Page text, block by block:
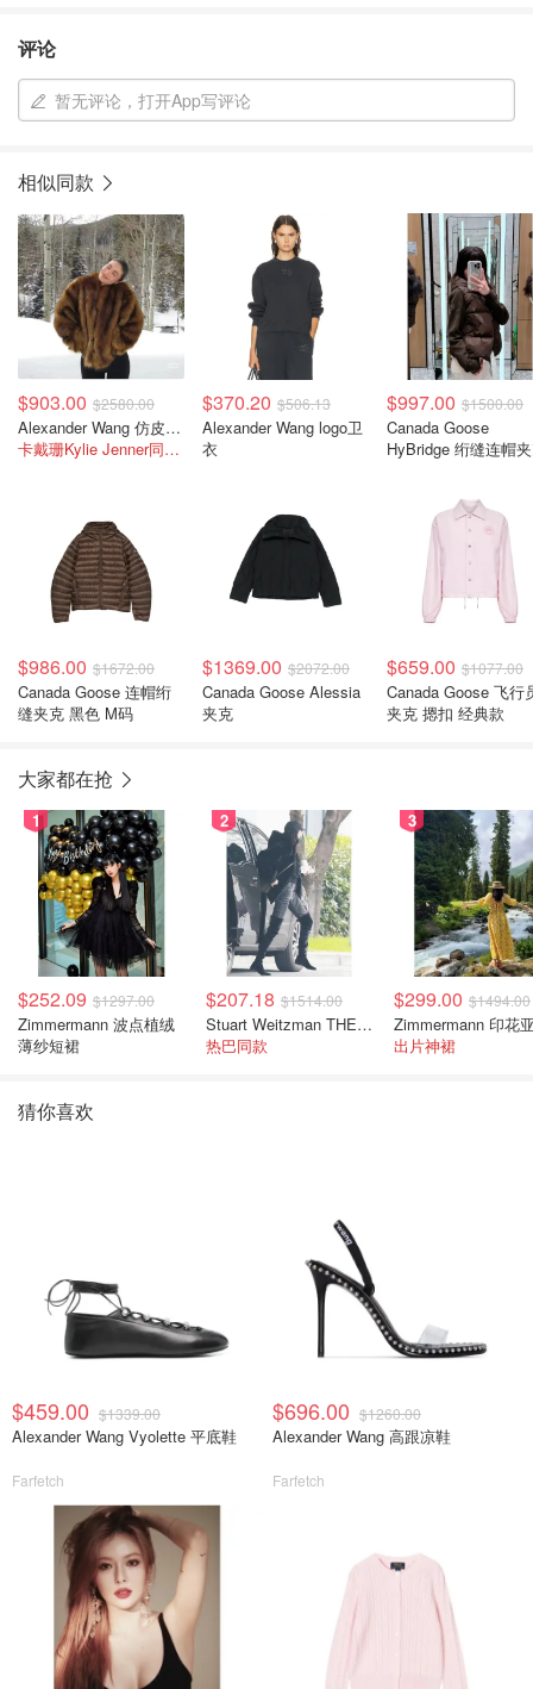
评论
暂无评论，打开App写评论
相似同款
$903.00 $2580.00
Alexander Wang 仿皮草短款夹克 棕色
卡戴珊Kylie Jenner同款！
$370.20 $506.13
Alexander Wang logo卫
衣
$997.00 $1500.00
Canada Goose
HyBridge 绗缝连帽
$986.00 $1672.00
Canada Goose 连帽绗
缝夹克 黑色 M码
$1369.00 $2072.00
Canada Goose Alessia
夹克
$659.00 $1077.00
Canada Goose 飞行
夹克 摁扣 经典款
大家都在抢
1
$252.09 $1297.00
Zimmermann 波点植绒
薄纱短裙
2
$207.18 $1514.00
Stuart Weitzman THE OUTNET 麂皮过膝靴 黑色
热巴同款
3
$299.00 $1494.00
出片神裙
猜你喜欢
$459.00 $1339.00
Alexander Wang Vyolette 平底鞋
Farfetch
$696.00 $1260.00
Alexander Wang 高跟凉鞋
Farfetch